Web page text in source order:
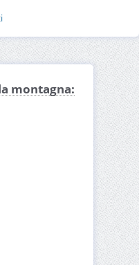
della Corna Piana
Rifugio Damiano Chiesa
montagna: